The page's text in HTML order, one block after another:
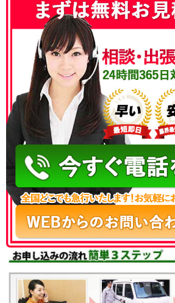
050-3186-